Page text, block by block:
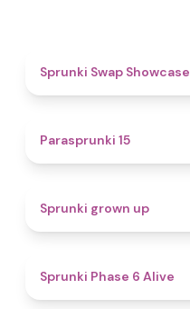
Sprunki Swap Showcase
Parasprunki 15
Sprunki grown up
Sprunki Phase 6 Alive